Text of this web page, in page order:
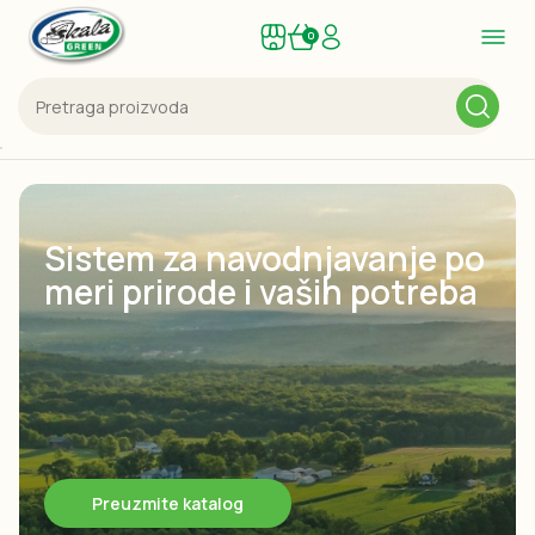
0
Sistem za navodnjavanje po
meri prirode i vaših potreba
Preuzmite katalog